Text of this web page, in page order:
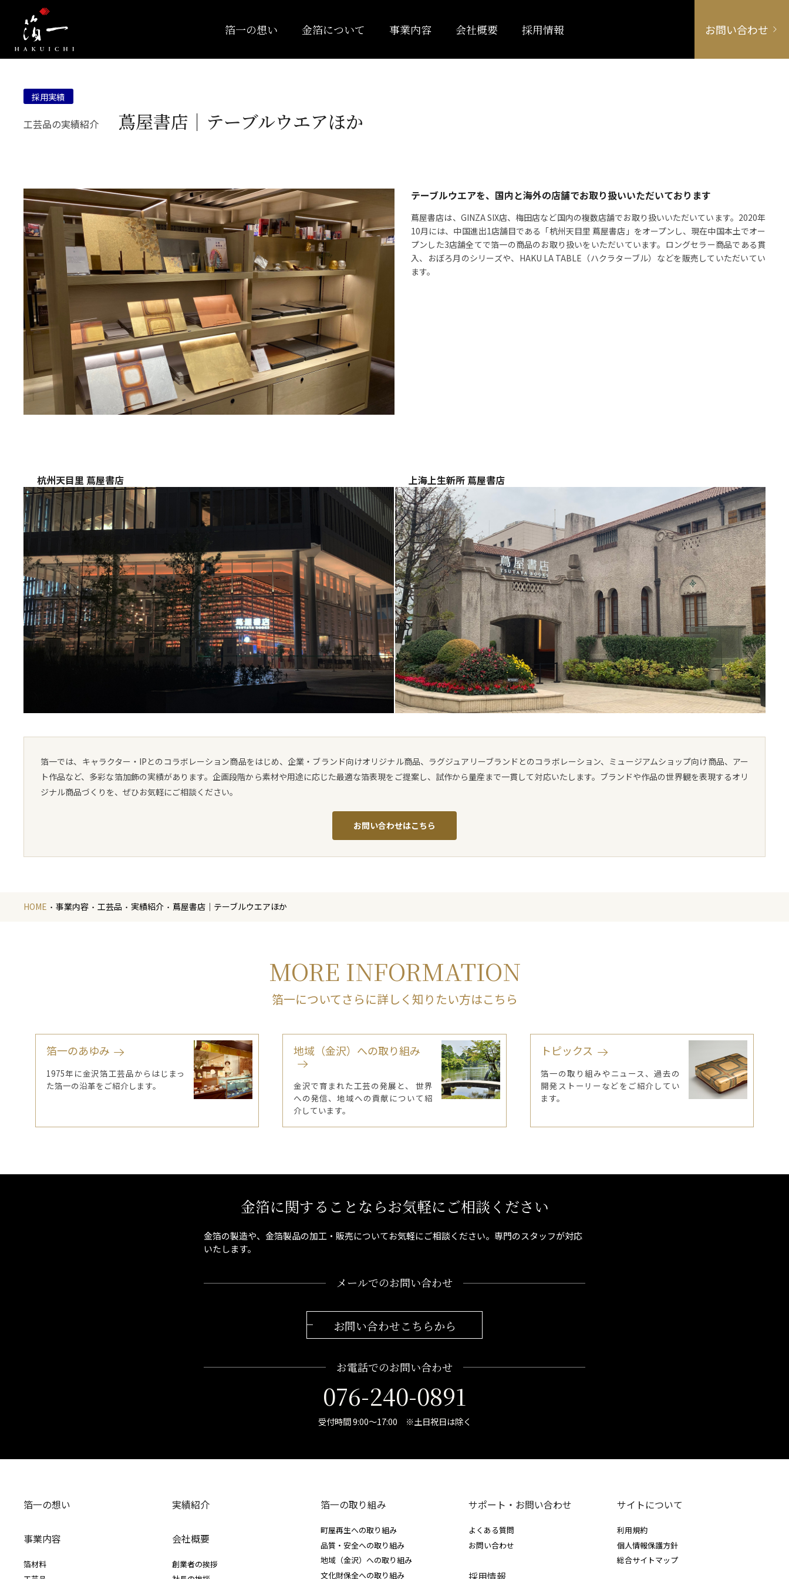
箔一の想い 金箔について 事業内容 会社概要 採用情報 お問い合わせ
採用実績
工芸品の実績紹介 蔦屋書店｜テーブルウエアほか
テーブルウエアを、国内と海外の店舗でお取り扱いいただいております
蔦屋書店は、GINZA SIX店、梅田店など国内の複数店舗でお取り扱いいただいています。2020年
10月には、中国進出1店舗目である「杭州天目里 蔦屋書店」をオープンし、現在中国本土でオー
プンした3店舗全てで箔一の商品のお取り扱いをいただいています。ロングセラー商品である貫
入、おぼろ月のシリーズや、HAKU LA TABLE（ハクラターブル）などを販売していただいてい
ます。
杭州天目里 蔦屋書店 上海上生新所 蔦屋書店
箔一では、キャラクター・IPとのコラボレーション商品をはじめ、企業・ブランド向けオリジナル商品、ラグジュアリーブランドとのコラボレーション、ミュージアムショップ向け商品、アー
ト作品など、多彩な箔加飾の実績があります。企画段階から素材や用途に応じた最適な箔表現をご提案し、試作から量産まで一貫して対応いたします。ブランドや作品の世界観を表現するオリ
ジナル商品づくりを、ぜひお気軽にご相談ください。
お問い合わせはこちら
HOME 事業内容 工芸品 実績紹介 蔦屋書店｜テーブルウエアほか
MORE INFORMATION
箔一についてさらに詳しく知りたい方はこちら
箔一のあゆみ
1975年に金沢箔工芸品からはじまっ
た箔一の沿革をご紹介します。
地域（金沢）への取り組み
金沢で育まれた工芸の発展と、 世界
への発信、地域への貢献について紹
介しています。
トピックス
箔一の取り組みやニュース、過去の
開発ストーリーなどをご紹介してい
ます。
金箔に関することならお気軽にご相談ください
金箔の製造や、金箔製品の加工・販売についてお気軽にご相談ください。専門のスタッフが対応
いたします。
メールでのお問い合わせ
お問い合わせこちらから
お電話でのお問い合わせ
076-240-0891
受付時間 9:00～17:00 ※土日祝日は除く
箔一の想い
事業内容
箔材料
実績紹介
会社概要
創業者の挨拶
箔一の取り組み
町屋再生への取り組み
品質・安全への取り組み
地域（金沢）への取り組み
文化財保全への取り組み
サポート・お問い合わせ
よくある質問
お問い合わせ
採用情報
サイトについて
利用規約
個人情報保護方針
総合サイトマップ